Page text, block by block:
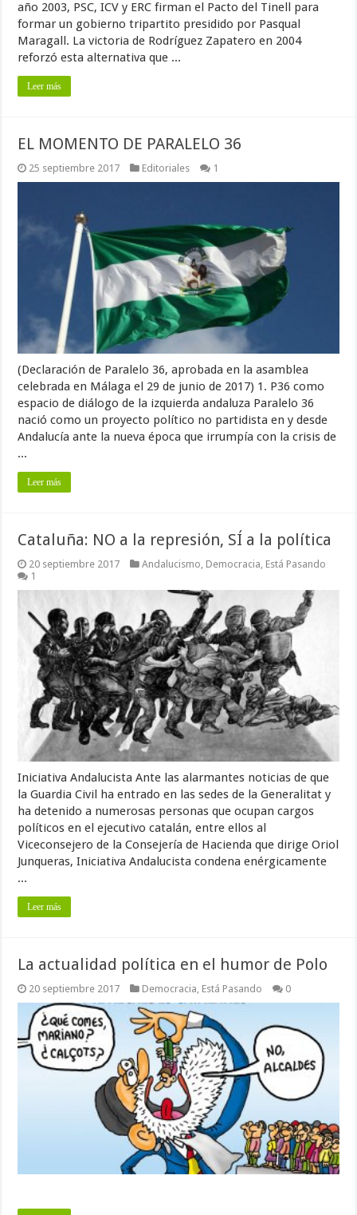
año 2003, PSC, ICV y ERC firman el Pacto del Tinell para
formar un gobierno tripartito presidido por Pasqual
Maragall. La victoria de Rodríguez Zapatero en 2004
reforzó esta alternativa que ...
Leer más
EL MOMENTO DE PARALELO 36
25 septiembre 2017 Editoriales 1
(Declaración de Paralelo 36, aprobada en la asamblea
celebrada en Málaga el 29 de junio de 2017) 1. P36 como
espacio de diálogo de la izquierda andaluza Paralelo 36
nació como un proyecto político no partidista en y desde
Andalucía ante la nueva época que irrumpía con la crisis de
...
Leer más
Cataluña: NO a la represión, SÍ a la política
20 septiembre 2017 Andalucismo, Democracia, Está Pasando
1
Iniciativa Andalucista Ante las alarmantes noticias de que
la Guardia Civil ha entrado en las sedes de la Generalitat y
ha detenido a numerosas personas que ocupan cargos
políticos en el ejecutivo catalán, entre ellos al
Viceconsejero de la Consejería de Hacienda que dirige Oriol
Junqueras, Iniciativa Andalucista condena enérgicamente
...
Leer más
La actualidad política en el humor de Polo
20 septiembre 2017 Democracia Está Pasando 0